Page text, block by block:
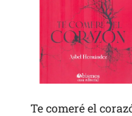
Te comeré el